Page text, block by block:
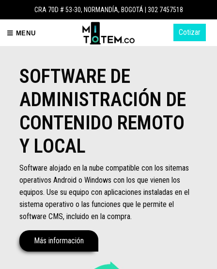
CRA 70D # 53-30, NORMANDÍA, BOGOTÁ | 302 7457518
MENU Cotizar
SOFTWARE DE
ADMINISTRACIÓN DE
CONTENIDO REMOTO
Y LOCAL
Software alojado en la nube compatible con los sitemas
operativos Android o Windows con los que vienen los
equipos. Use su equipo con aplicaciones instaladas en el
sistema operativo o las funciones que le permite el
software CMS, incluido en la compra.
Más información